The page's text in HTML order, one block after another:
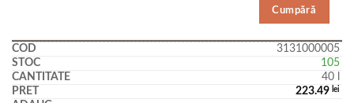
Cumpără
3131000005
105
40 l
223.49 lei